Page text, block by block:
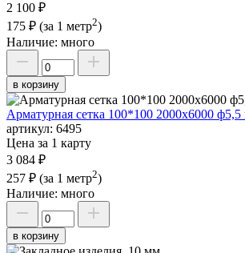
2 100 ₽
175 ₽ (за 1 метр2)
Наличие: много
в корзину
Арматурная сетка 100*100 2000х6000
артикул: 6495
Цена за 1 карту
3 084 ₽
257 ₽ (за 1 метр2)
Наличие: много
в корзину